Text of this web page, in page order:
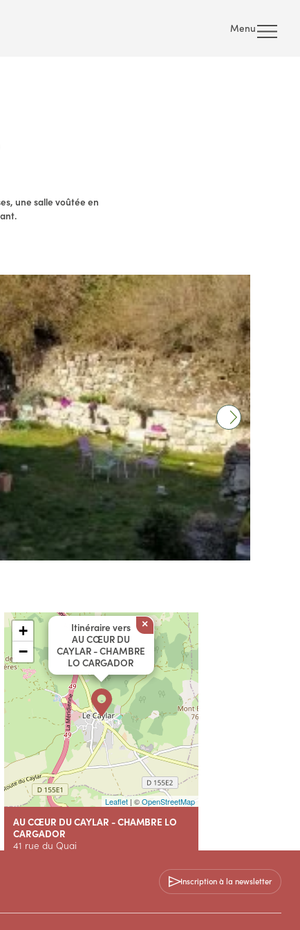
Menu
une salle voûtée en
Itinéraire vers
AU CŒUR DU
CAYLAR - CHAMBRE
LO CARGADOR
×
+
−
Leaflet | ©OpenStreetMap
AU CŒUR DU CAYLAR - CHAMBRE LO
CARGADOR
41 rue du Quai
Inscription à la newsletter